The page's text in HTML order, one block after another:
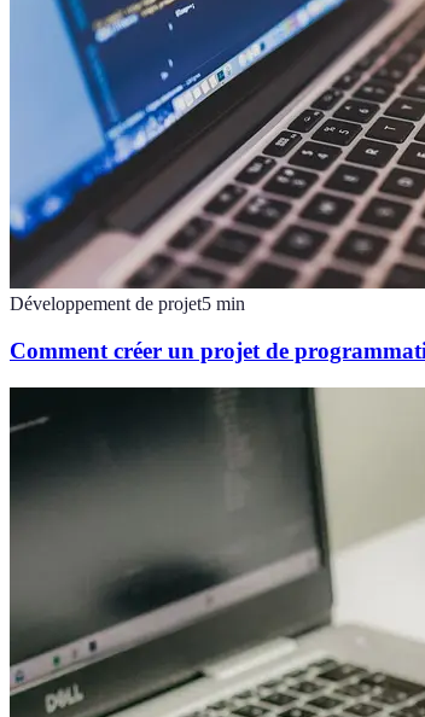
Développement de projet5 min
Comment créer un projet de